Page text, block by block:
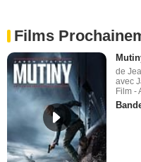
Films
de
avec
Film -